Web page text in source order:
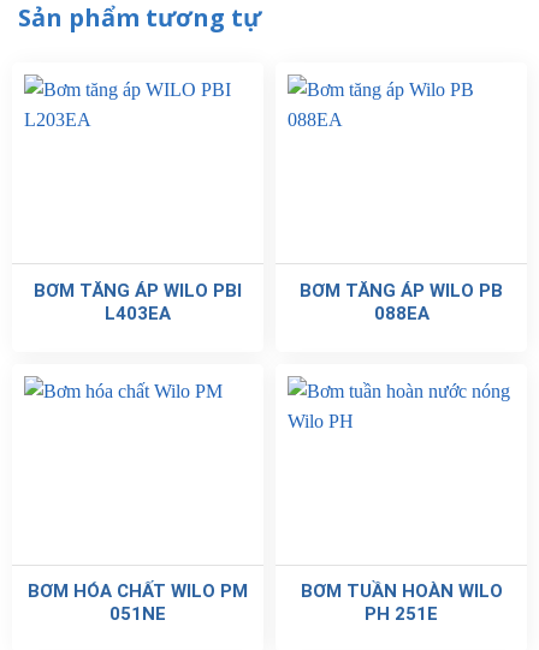
Sản phẩm tương tự
BƠM TĂNG ÁP WILO PBI
L403EA
BƠM TĂNG ÁP WILO PB
088EA
BƠM HÓA CHẤT WILO PM
051NE
BƠM TUẦN HOÀN WILO
PH 251E